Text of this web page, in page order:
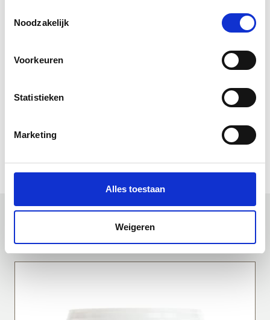
Noodzakelijk
Voorkeuren
Statistieken
Marketing
Alles toestaan
Weigeren
houtrotreparatie geen optie meer.”
Veiligheidsinformatieblad 1toFIX Houtvuller Plus
Veiligheidsinformatieblad 1toFIX Primer (pdf)
Veiligheidsinformatieblad 1toFIX Plamuurkit (pdf)
Uitgelichte producten